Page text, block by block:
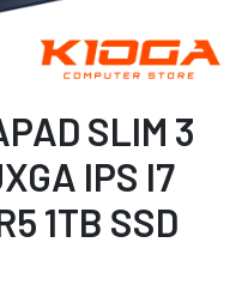
SLIM 3
IPS I7
1TB SSD